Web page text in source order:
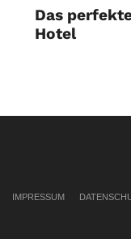
Das
Hotel
IMPRESSUM